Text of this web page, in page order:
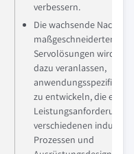
verbessern.
Die wachsende
maßgeschneiderten
Servolösungen wird
dazu veranlassen,
zu entwickeln, die
verschiedenen
Prozessen und